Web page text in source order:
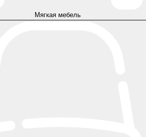
Мягкая мебель